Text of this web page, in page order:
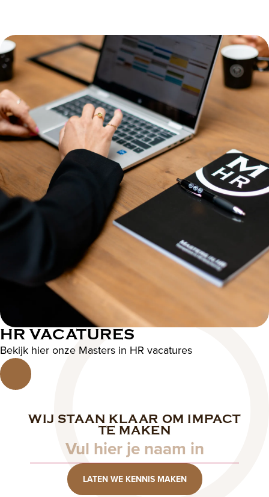
HR VACATURES
Bekijk hier onze Masters in HR vacatures
WIJ STAAN KLAAR OM IMPACT
TE MAKEN
Naam
LATEN WE KENNIS MAKEN